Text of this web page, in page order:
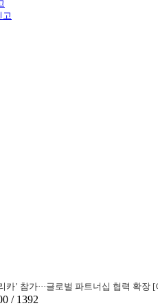
고
카’ 참가···글로벌 파트너십 협력 확장
/ 1392